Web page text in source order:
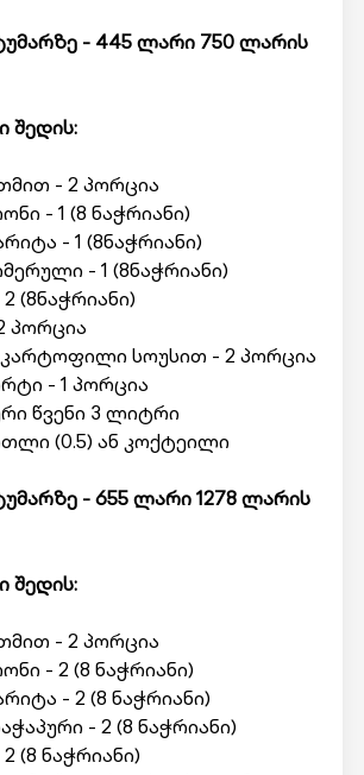
- 445 ლარი 750ლარის
შედის:
- 2 პორცია
- 1 (8 ნაჭრიანი)
- 1 (8ნაჭრიანი)
- 1 (8ნაჭრიანი)
(8ნაჭრიანი)
პორცია
კარტოფილი სოუსით - 2 პორცია
- 1 პორცია
წვენი 3 ლიტრი
(0.5) ან კოქტეილი
- 655 ლარი 1278 ლარის
შედის:
- 2 პორცია
- 2 (8 ნაჭრიანი)
- 2 (8 ნაჭრიანი)
- 2 (8 ნაჭრიანი)
(8 ნაჭრიანი)